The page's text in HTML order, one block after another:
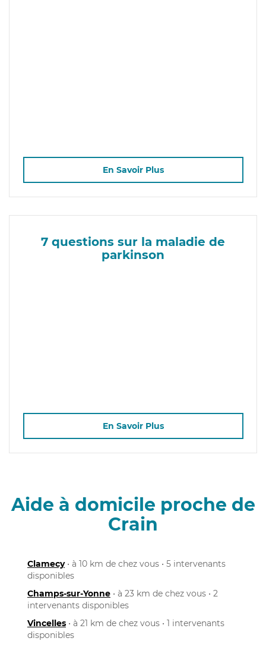
En Savoir Plus
7 questions sur la maladie de
parkinson
En Savoir Plus
Aide à domicile proche de
Crain
Clamecy• à 10 km de chez vous • 5 intervenants
disponibles
Champs-sur-Yonne • à 23 km de chez vous • 2
intervenants disponibles
Vincelles • à 21 km de chez vous • 1 intervenants
disponibles